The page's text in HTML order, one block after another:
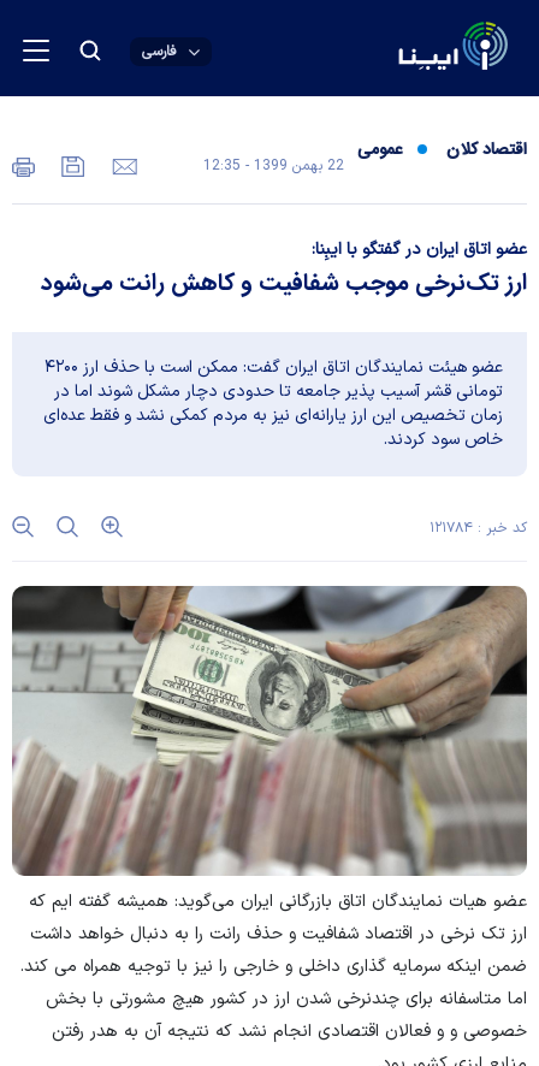
فارسی
اقتصاد کلان عمومی
22 بهمن 1399 - 12:35
عضو اتاق ایران در گفتگو با ایبِنا:
ارز تک‌نرخی موجب شفافیت و کاهش رانت می‌شود
عضو هیئت نمایندگان اتاق ایران گفت: ممکن است با حذف ارز ۴۲۰۰
تومانی قشر آسیب پذیر جامعه تا حدودی دچار مشکل شوند اما در
زمان تخصیص این ارز یارانه‌ای نیز به مردم کمکی نشد و فقط عده‌ای
خاص سود کردند.
کد خبر : ۱۲۱۷۸۴
عضو هیات نمایندگان اتاق بازرگانی ایران می‌گوید: همیشه گفته ایم که
ارز تک نرخی در اقتصاد شفافیت و حذف رانت را به دنبال خواهد داشت
ضمن اینکه سرمایه گذاری داخلی و خارجی را نیز با توجیه همراه می کند.
اما متاسفانه برای چندنرخی شدن ارز در کشور هیچ مشورتی با بخش
خصوصی و و فعالان اقتصادی انجام نشد که نتیجه آن به هدر رفتن